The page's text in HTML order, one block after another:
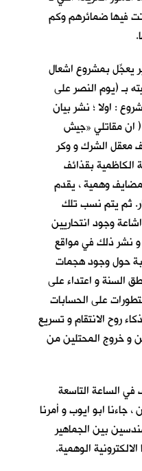
فيها ضمائرهم وكم
يعجِّل بمشروع اشعال
بـ (يوم النصر على
: اولا ؛ نشر بيان
ان مقاتلي «جيش
معقل الشرك و وكر
بقذائف
مضايف وهمية ، يقدم
ثم يتم نسب تلك
وجود انتحاريين
و نشر ذلك في مواقع
حول وجود هجمات
السنة و اعتداء على
على الحسابات
روح الانتقام و تسريع
و خروج المحتلين من
في الساعة التاسعة
جاءنا ابو ايوب و أمرنا
بين الجماهير
الوهمية.